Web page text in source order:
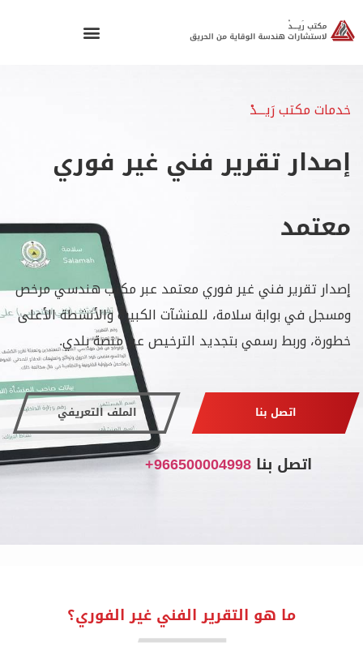
خدمات مكتب رَيـــدْ
إصدار تقرير فني غير فوري
معتمد
إصدار تقرير فني غير فوري معتمد عبر مكتب هندسي مرخص
ومسجل في بوابة سلامة، للمنشآت الكبيرة والأنشطة الأعلى
خطورة، وربط رسمي بتجديد الترخيص عبر منصة بلدي.
اتصل بنا الملف التعريفي
اتصل بنا 966500004998+
ما هو التقرير الفني غير الفوري؟